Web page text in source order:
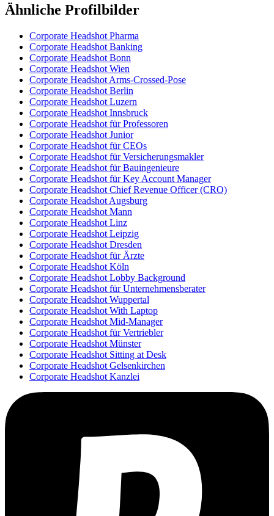
Ähnliche Profilbilder
Corporate Headshot Pharma
Corporate Headshot Banking
Corporate Headshot Bonn
Corporate Headshot Wien
Corporate Headshot Arms-Crossed-Pose
Corporate Headshot Berlin
Corporate Headshot Luzern
Corporate Headshot Innsbruck
Corporate Headshot für Professoren
Corporate Headshot Junior
Corporate Headshot für CEOs
Corporate Headshot für Versicherungsmakler
Corporate Headshot für Bauingenieure
Corporate Headshot für Key Account Manager
Corporate Headshot Chief Revenue Officer (CRO)
Corporate Headshot Augsburg
Corporate Headshot Mann
Corporate Headshot Linz
Corporate Headshot Leipzig
Corporate Headshot Dresden
Corporate Headshot für Ärzte
Corporate Headshot Köln
Corporate Headshot Lobby Background
Corporate Headshot für Unternehmensberater
Corporate Headshot Wuppertal
Corporate Headshot With Laptop
Corporate Headshot Mid-Manager
Corporate Headshot für Vertriebler
Corporate Headshot Münster
Corporate Headshot Sitting at Desk
Corporate Headshot Gelsenkirchen
Corporate Headshot Kanzlei